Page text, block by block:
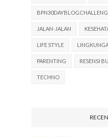
JALAN-JALAN
LIFE STYLE
PARENTING RESENSI
TECHNO